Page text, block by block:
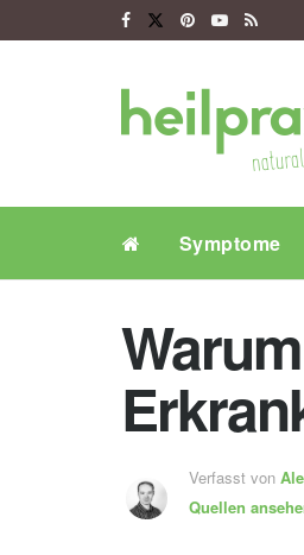
Symptome
Verfasst von
Quellen